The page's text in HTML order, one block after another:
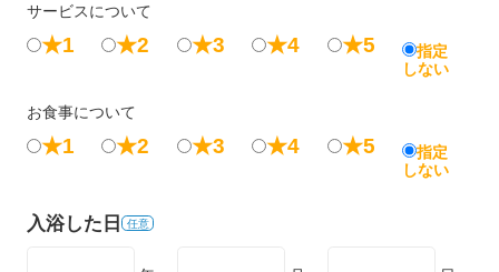
サービスについて
★1 ★2 ★3 ★4 ★5
指定
しない
お食事について
★1 ★2 ★3 ★4 ★5
指定
しない
入浴した日 任意